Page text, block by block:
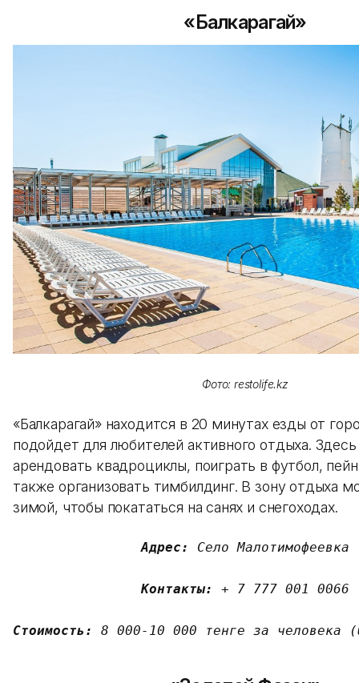
«Балкарагай»
Фото: restolife.kz
«Балкарагай» находится в 20 минутах езды от
подойдет для любителей активного отдыха.
арендовать квадроциклы, поиграть в футбол,
также организовать тимбилдинг. В зону отдыха
зимой, чтобы покататься на санях и снегоходах.
Адрес: Село Малотимофеевка
Контакты: + 7 777 001 0066
Стоимость: 8 000-10 000 тенге за человека